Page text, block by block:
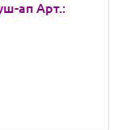
ап Арт.: